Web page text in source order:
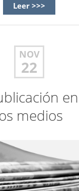
Leer >>>
NOV
22
medios